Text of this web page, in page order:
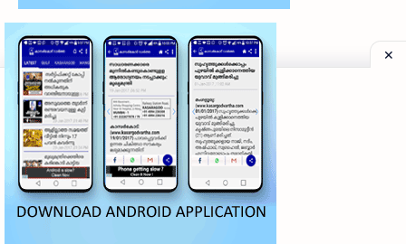
©2026‧My Kasaragod Vartha | LATEST KASARAGOD
Privacy Policy
Grievance Redressal